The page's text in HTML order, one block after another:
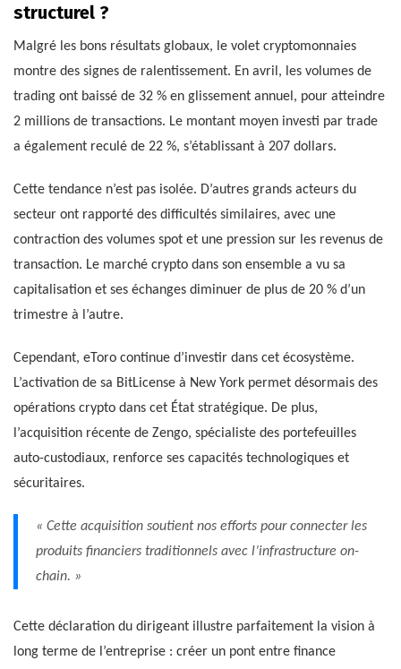
structurel ?
Malgré les bons résultats globaux, le volet cryptomonnaies
montre des signes de ralentissement. En avril, les volumes de
trading ont baissé de 32 % en glissement annuel, pour atteindre
2 millions de transactions. Le montant moyen investi par trade
a également reculé de 22 %, s’établissant à 207 dollars.
Cette tendance n’est pas isolée. D’autres grands acteurs du
secteur ont rapporté des difficultés similaires, avec une
contraction des volumes spot et une pression sur les revenus de
transaction. Le marché crypto dans son ensemble a vu sa
capitalisation et ses échanges diminuer de plus de 20 % d’un
trimestre à l’autre.
Cependant, eToro continue d’investir dans cet écosystème.
L’activation de sa BitLicense à New York permet désormais des
opérations crypto dans cet État stratégique. De plus,
l’acquisition récente de Zengo, spécialiste des portefeuilles
auto-custodiaux, renforce ses capacités technologiques et
sécuritaires.
« Cette acquisition soutient nos efforts pour connecter les
produits financiers traditionnels avec l’infrastructure on-
chain. »
Cette déclaration du dirigeant illustre parfaitement la vision à
long terme de l’entreprise : créer un pont entre finance